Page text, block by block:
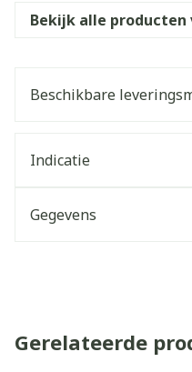
Bekijk alle producten
Beschikbare
Indicatie
Gegevens
Gerelateerde